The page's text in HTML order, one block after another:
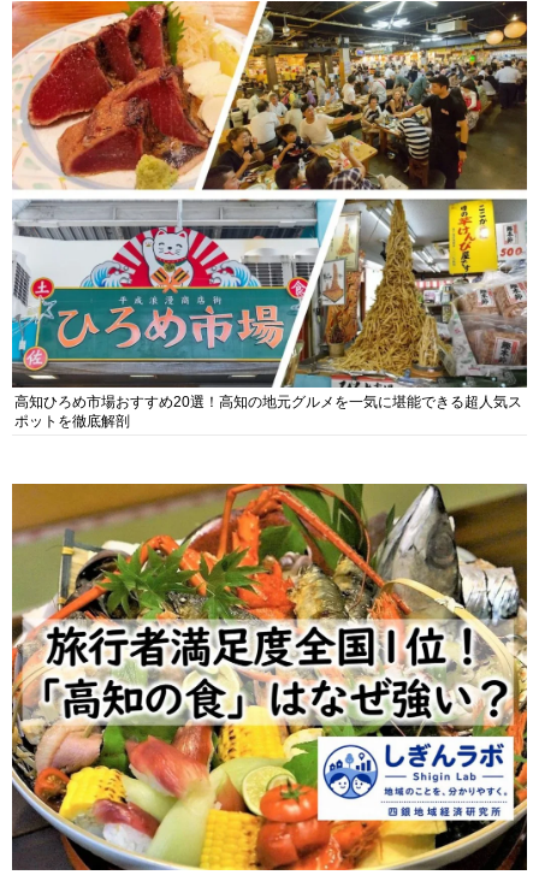
高知ひろめ市場おすすめ20選！高知の地元グルメを一気に堪能できる超人気ス
ポットを徹底解剖